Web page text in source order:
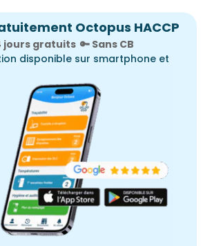
Octopus HACCP
jours gratuits 🔑 Sans CB
disponible sur smartphone et